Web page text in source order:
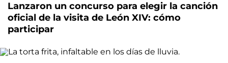
Lanzaron un concurso para elegir la canción
oficial de la visita de León XIV: cómo
participar